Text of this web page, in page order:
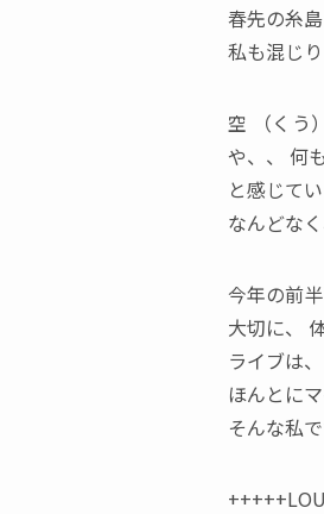
春先の糸
私も混じ
空 （くう）
や、 、 何
と感じて
なんどなく
今年の前
大切に、
ライブは、
ほんとに
そんな私
+++++LOU